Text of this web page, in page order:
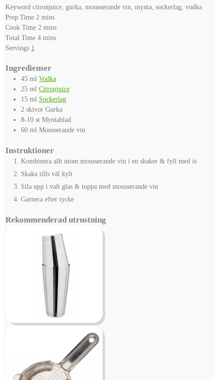
Keyword citronjuice, gurka, mousserande vin, mynta, sockerlag, vodka
Prep Time 2 minutes
mins
Cook Time 2 minutes
mins
Total Time 4minutes
mins
Servings 1
Ingredienser
45 ml Vodka
25 ml Citronjuice
15 ml Sockerlag
2 skivor Gurka
8-10 st Myntablad
60 ml Mousserande vin
Instruktioner
Kombinera allt utom mousserande vin i en shaker & fyll med is
Skaka tills väl kylt
Sila upp i valt glas & toppa med mousserande vin
Garnera efter tycke
Rekommenderad utrustning